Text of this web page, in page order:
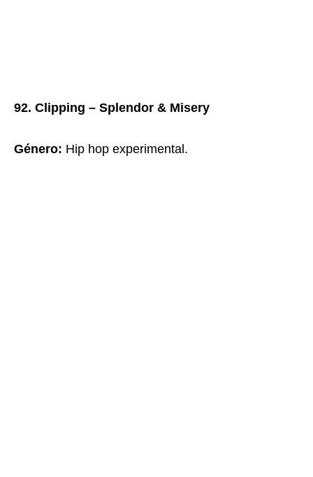
92. Clipping – Splendor & Misery
Género: Hip hop experimental.